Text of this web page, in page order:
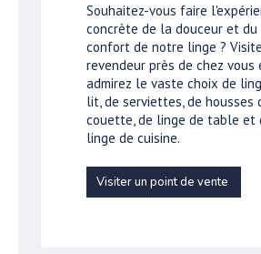
Souhaitez-vous faire
concrète de la douceur et du
confort de notre linge ?
revendeur près de chez vous
admirez le vaste choix de
lit, de serviettes, de housses
couette, de linge de table et
linge de cuisine.
Visiter un point de vente